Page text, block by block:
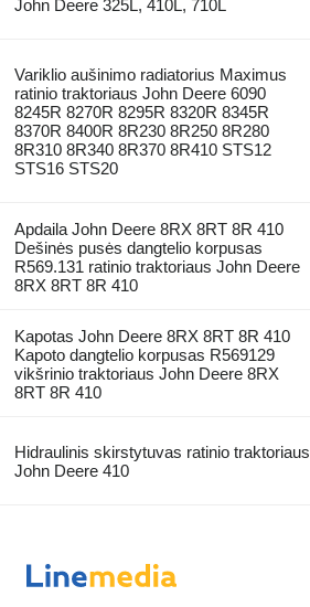
John Deere 325L, 410L, 710L
Variklio aušinimo radiatorius Maximus
ratinio traktoriaus John Deere 6090
8245R 8270R 8295R 8320R 8345R
8370R 8400R 8R230 8R250 8R280
8R310 8R340 8R370 8R410 STS12
STS16 STS20
Apdaila John Deere 8RX 8RT 8R 410
Dešinės pusės dangtelio korpusas
R569.131 ratinio traktoriaus John Deere
8RX 8RT 8R 410
Kapotas John Deere 8RX 8RT 8R 410
Kapoto dangtelio korpusas R569129
vikšrinio traktoriaus John Deere 8RX
8RT 8R 410
Hidraulinis skirstytuvas ratinio traktoriaus
John Deere 410